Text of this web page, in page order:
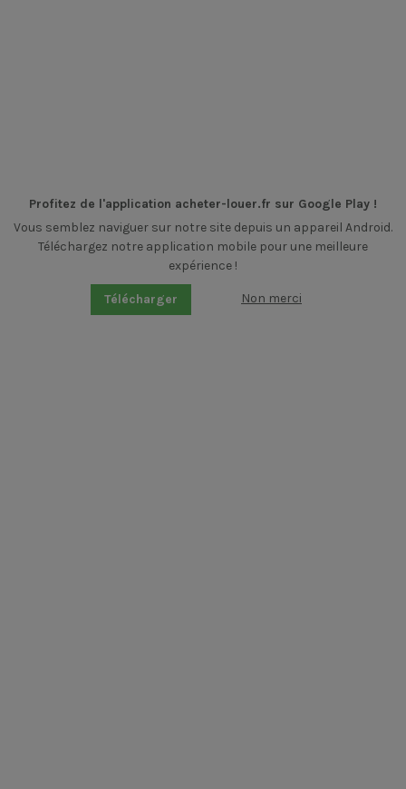
Profitez de l'application acheter-louer.fr sur Google Play !
Vous semblez naviguer sur notre site depuis un appareil Android.
Téléchargez notre application mobile pour une meilleure
expérience !
Télécharger Non merci